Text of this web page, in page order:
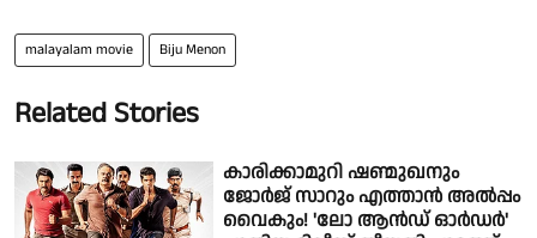
malayalam movie Biju Menon
Related Stories
കാരിക്കാമുറി ഷണ്മുഖനും
ജോർജ് സാറും എത്താൻ അൽപ്പം
വൈകും! 'ലോ ആൻഡ് ഓർഡർ'